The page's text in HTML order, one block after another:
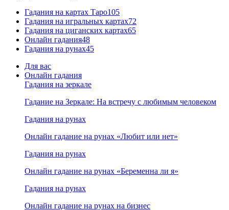
Гадания на картах Таро105
Гадания на игральных картах72
Гадания на циганских картах65
Онлайн гадания48
Гадания на рунах45
Для вас
Онлайн гадания
Гадания на зеркале
Гадание на Зеркале: На встречу с любимым человеком
Гадания на рунах
Онлайн гадание на рунах «Любит или нет»
Гадания на рунах
Онлайн гадание на рунах «Беременна ли я»
Гадания на рунах
Онлайн гадание на рунах на бизнес